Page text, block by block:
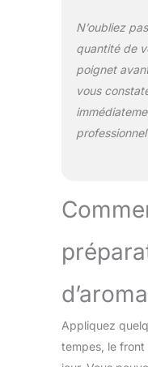
N’oubliez
quantité de
poignet
vous
Appliquez
tempes, le front